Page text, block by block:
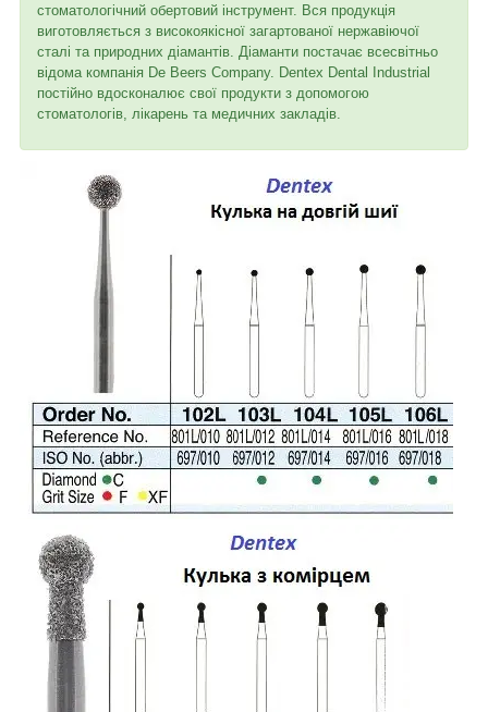
стоматологічний обертовий інструмент. Вся продукція
виготовляється з високоякісної загартованої нержавіючої
сталі та природних діамантів. Діаманти постачає всесвітньо
відома компанія De Beers Company. Dentex Dental Industrial
постійно вдосконалює свої продукти з допомогою
стоматологів, лікарень та медичних закладів.